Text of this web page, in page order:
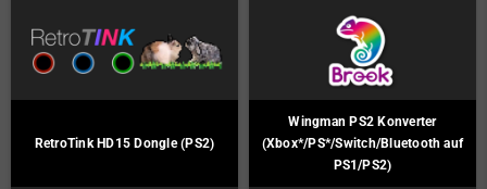
RetroTink HD15 Dongle (PS2)
Wingman PS2 Konverter
(Xbox*/PS*/Switch/Bluetooth auf
PS1/PS2)